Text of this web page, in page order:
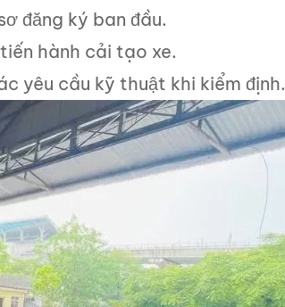
đăng ký ban đầu.
hành cải tạo xe.
yêu cầu kỹ thuật khi kiểm định.